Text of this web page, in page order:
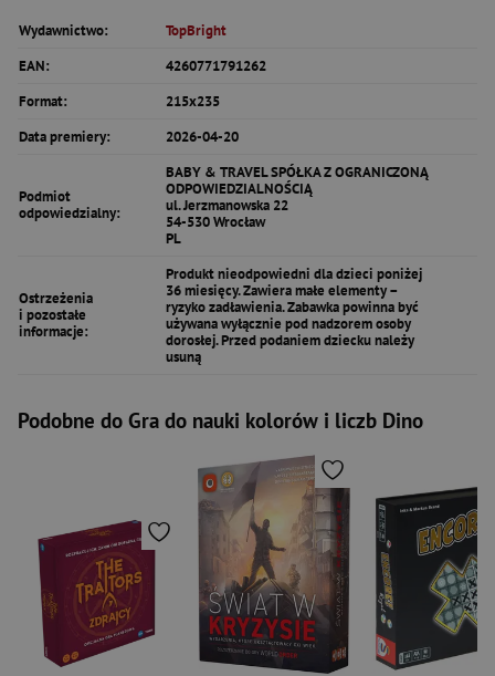
Wydawnictwo:
TopBright
EAN:
4260771791262
Format:
215x235
Data premiery:
2026-04-20
Podmiot
odpowiedzialny:
BABY & TRAVEL SPÓŁKA Z OGRANICZONĄ
ODPOWIEDZIALNOŚCIĄ
ul. Jerzmanowska 22
54-530 Wrocław
PL
Ostrzeżenia
i pozostałe
informacje:
Produkt nieodpowiedni dla dzieci poniżej
36 miesięcy. Zawiera małe elementy –
ryzyko zadławienia. Zabawka powinna być
używana wyłącznie pod nadzorem osoby
dorosłej. Przed podaniem dziecku należy
usuną
Podobne do Gra do nauki kolorów i liczb Dino